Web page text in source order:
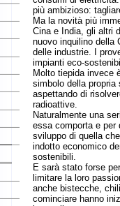
delle industrie. I proventi,
impianti eco-sostenibili e alla
Molto tiepida invece è la
simbolo della propria
aspettando di risolvere
radioattive.
Naturalmente una seria
essa comporta e per questo
sviluppo di quella che
indotto economico derivato
sostenibili.
E sarà stato forse per dare il
limitare la loro passione per il
anche bistecche, chili con
cominciare hanno iniziato a
broccoli, carote, zucchine e
percentuale di obesi negli Stati
garden”, gli orti comunitari di
sue parole “forniscono frutta e
cibo viene cresciuto
bambini: dai loro una carota